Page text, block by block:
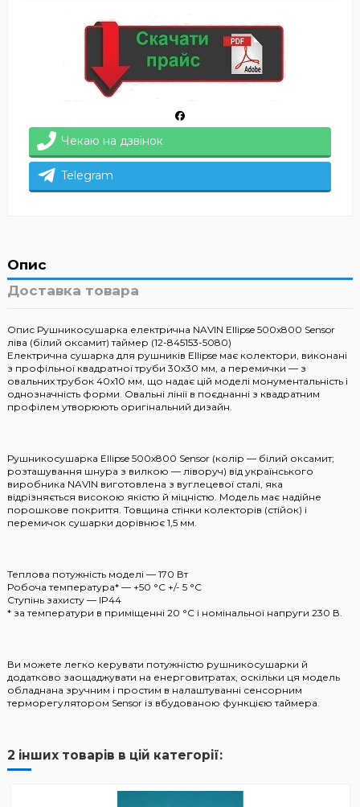
Чекаю на дзвінок
Telegram
Опис
Доставка товара
Опис Рушникосушарка електрична NAVIN Ellipse 500х800 Sensor
ліва (білий оксамит) таймер (12-845153-5080)
Електрична сушарка для рушників Ellipse має колектори, виконані
з профільної квадратної труби 30х30 мм, а перемички — з
овальних трубок 40х10 мм, що надає цій моделі монументальність і
однозначність форми. Овальні лінії в поєднанні з квадратним
профілем утворюють оригінальний дизайн.
Рушникосушарка Ellipse 500х800 Sensor (колір — білий оксамит;
розташування шнура з вилкою — ліворуч) від українського
виробника NAVIN виготовлена з вуглецевої сталі, яка
відрізняється високою якістю й міцністю. Модель має надійне
порошкове покриття. Товщина стінки колекторів (стійок) і
перемичок сушарки дорівнює 1,5 мм.
Теплова потужність моделі — 170 Вт
Робоча температура* — +50 °C +/- 5 °C
Ступінь захисту — IP44
* за температури в приміщенні 20 °С і номінальної напруги 230 В.
Ви можете легко керувати потужністю рушникосушарки й
додатково заощаджувати на енерговитратах, оскільки ця модель
обладнана зручним і простим в налаштуванні сенсорним
терморегулятором Sensor із вбудованою функцією таймера.
2 інших товарів в цій категорії: